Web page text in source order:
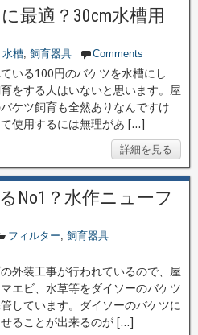
最適？30cm水槽用
水槽, 飼育器具 Comments
いる100円のバケツを水槽にし
をする人はいないと思います。屋
ケツ飼育も全然ありなんですけ
使用するには無理があ […]
詳細を見る
No1？水作ニューフ
フィルター, 飼育器具
外装工事が行われているので、屋
エビ、水草等をダイソーのバケツ
しています。ダイソーのバケツに
ることが出来るのが […]